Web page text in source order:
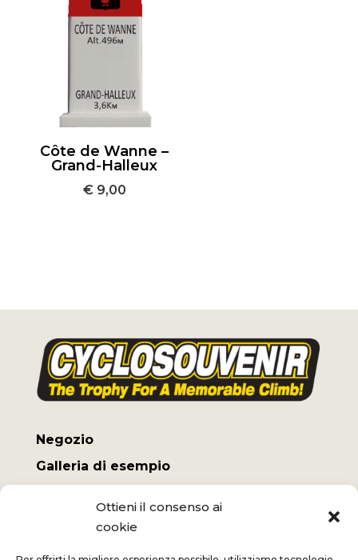
Ottieni il consenso ai
cookie
Côte de Wanne –
Grand-Halleux
€ 9,00
Negozio
Galleria di esempio
Termini e Condizioni